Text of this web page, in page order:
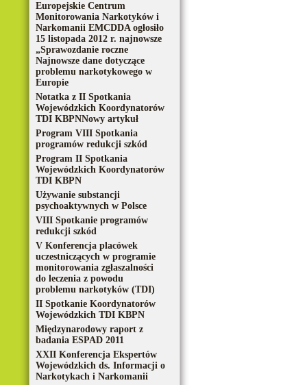
Europejskie Centrum
Monitorowania Narkotyków i
Narkomanii EMCDDA ogłosiło
15 listopada 2012 r. najnowsze
„Sprawozdanie roczne
Najnowsze dane dotyczące
problemu narkotykowego w
Europie
Notatka z II Spotkania
Wojewódzkich Koordynatorów
TDI KBPNNowy artykuł
Program VIII Spotkania
programów redukcji szkód
Program II Spotkania
Wojewódzkich Koordynatorów
TDI KBPN
Używanie substancji
psychoaktywnych w Polsce
VIII Spotkanie programów
redukcji szkód
V Konferencja placówek
uczestniczących w programie
monitorowania zgłaszalności
do leczenia z powodu
problemu narkotyków (TDI)
II Spotkanie Koordynatorów
Wojewódzkich TDI KBPN
Międzynarodowy raport z
badania ESPAD 2011
XXII Konferencja Ekspertów
Wojewódzkich ds. Informacji o
Narkotykach i Narkomanii